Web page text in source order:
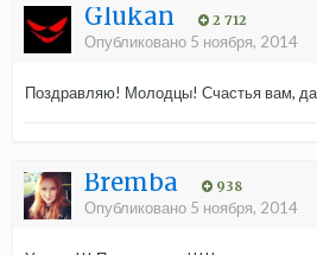
Glukan 2 712
Опубликовано 5 ноября, 2014
Поздравляю! Молодцы! Счастья вам,
Bremba 938
Опубликовано 5 ноября, 2014